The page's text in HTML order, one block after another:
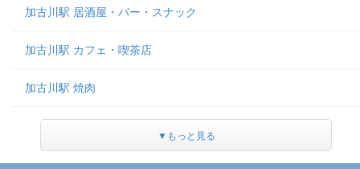
加古川駅 居酒屋・バー・スナック
加古川駅 カフェ・喫茶店
加古川駅 焼肉
▼もっと見る